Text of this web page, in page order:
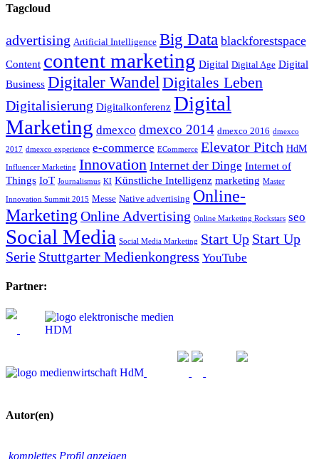
Tagcloud
advertising Artificial Intelligence Big Data blackforestspace
Content content marketing Digital Digital Age Digital
Business Digitaler Wandel Digitales Leben
Digitalisierung Digitalkonferenz Digital
Marketing dmexco dmexco 2014 dmexco 2016 dmexco
2017 dmexco experience e-commerce ECommerce Elevator Pitch HdM
Influencer Marketing Innovation Internet der Dinge Internet of
Things IoT Journalismus KI Künstliche Intelligenz marketing Master
Innovation Summit 2015 Messe Native advertising Online-
Marketing Online Advertising Online Marketing Rockstars seo
Social Media Social Media Marketing Start Up Start Up
Serie Stuttgarter Medienkongress YouTube
Partner:
Autor(en)
komplettes Profil anzeigen